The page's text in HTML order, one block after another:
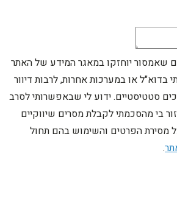
שאמסור יוחזקו במאגר המידע של האתר
בדוא"ל או במערכות אחרות, לרבות דיוור
סטטיסטיים. ידוע לי שבאפשרותי לסרב
בי מהסכמתי לקבלת מסרים שיווקיים
מסירת הפרטים והשימוש בהם תחול
.